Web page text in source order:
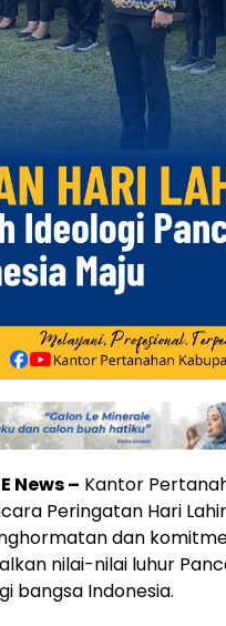
News – Kantor
Peringatan Hari
dan
nilai-nilai luhur
bangsa Indonesia.